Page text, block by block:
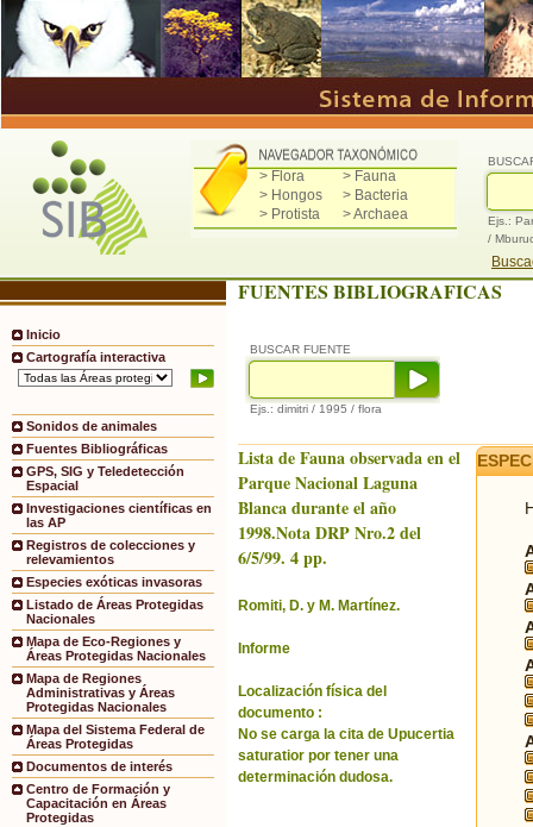
> Flora
> Fauna
> Hongos
> Bacteria
> Protista
> Archaea
Ejs.:
/
Inicio
Cartografía interactiva
Sonidos de animales
Fuentes Bibliográficas
GPS, SIG y Teledetección
Espacial
Investigaciones científicas en
las AP
Registros de colecciones y
relevamientos
Especies exóticas invasoras
Listado de Áreas Protegidas
Nacionales
Mapa de Eco-Regiones y
Áreas Protegidas Nacionales
Mapa de Regiones
Administrativas y Áreas
Protegidas Nacionales
Mapa del Sistema Federal de
Áreas Protegidas
Documentos de interés
Centro de Formación y
Capacitación en Áreas
Protegidas
FUENTES BIBLIOGRAFICAS
BUSCAR FUENTE
Ejs.: dimitri / 1995 / flora
Lista de Fauna observada en el
Parque Nacional Laguna
Blanca durante el año
1998.Nota DRP Nro.2 del
6/5/99. 4 pp.
Romiti, D. y M. Martínez.
Informe
Localización física del
documento :
No se carga la cita de Upucertia
saturatior por tener una
determinación dudosa.